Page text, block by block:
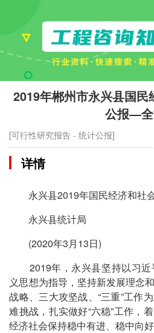
2019年郴州市永兴县国
公报—
[可行性研究报告 - 统计公报]
详情
永兴县2019年国民经济和社
永兴县统计局
(2020年3月13日)
2019年，永兴县坚持以习近
义思想为指导，坚持新发展理念
战略、三大攻坚战、“三重”工作
难挑战，扎实做好“六稳”工作，
经济社会保持稳中有进、稳中向好